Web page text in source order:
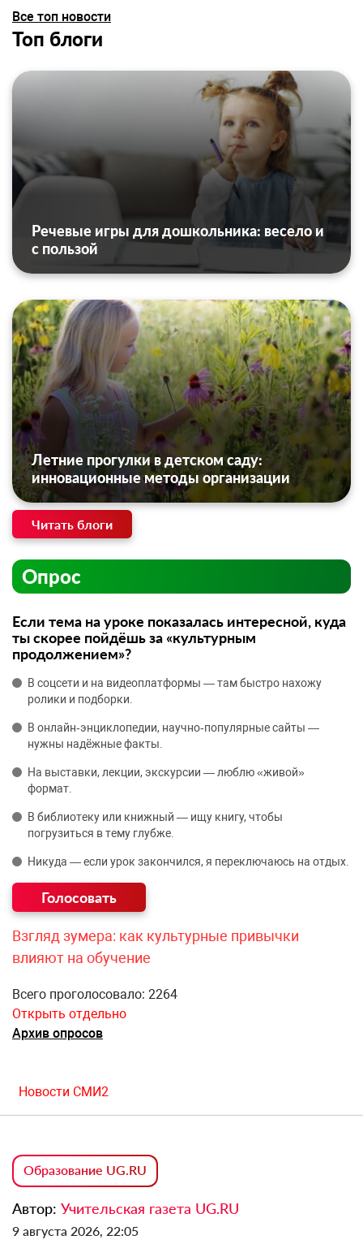
Все топ новости
Топ блоги
Речевые игры для дошкольника: весело и
с пользой
Летние прогулки в детском саду:
инновационные методы организации
Читать блоги
Опрос
Если тема на уроке показалась интересной, куда
ты скорее пойдёшь за «культурным
продолжением»?
В соцсети и на видеоплатформы — там быстро нахожу
ролики и подборки.
В онлайн‑энциклопедии, научно‑популярные сайты —
нужны надёжные факты.
На выставки, лекции, экскурсии — люблю «живой»
формат.
В библиотеку или книжный — ищу книгу, чтобы
погрузиться в тему глубже.
Никуда — если урок закончился, я переключаюсь на отдых.
Взгляд зумера: как культурные привычки
влияют на обучение
Всего проголосовало: 2264
Открыть отдельно
Архив опросов
Новости СМИ2
Образование UG.RU
Автор: Учительская газета UG.RU
9 августа 2026, 22:05